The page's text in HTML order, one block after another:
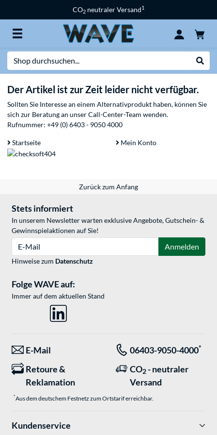
CO2 neutraler Versand1
Der Artikel ist zur Zeit leider nicht verfügbar.
Sollten Sie Interesse an einem Alternativprodukt haben, können Sie
sich zur Beratung an unser Call-Center-Team wenden.
Rufnummer: +49 (0) 6403 - 9050 4000
Startseite Mein Konto
Zurück zum Anfang
Stets informiert
In unserem Newsletter warten exklusive Angebote, Gutschein- &
Gewinnspielaktionen auf Sie!
Anmelden
Hinweise zum Datenschutz
Folge WAVE auf:
Immer auf dem aktuellen Stand
E-Mail 06403-9050-4000*
Retoure &
Reklamation
CO2 - neutraler
Versand
*Aus dem deutschem Festnetz zum Ortstarif erreichbar.
Kundenservice